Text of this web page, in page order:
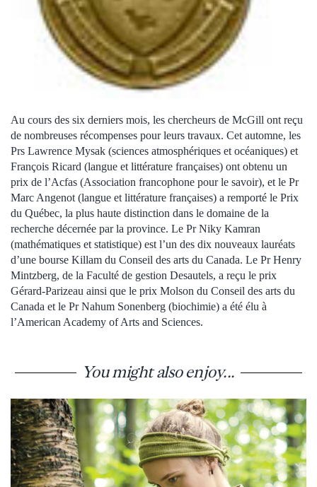
Au cours des six derniers mois, les chercheurs de McGill ont reçu
de nombreuses récompenses pour leurs travaux. Cet automne, les
Prs Lawrence Mysak (sciences atmosphériques et océaniques) et
François Ricard (langue et littérature françaises) ont obtenu un
prix de l’Acfas (Association francophone pour le savoir), et le Pr
Marc Angenot (langue et littérature françaises) a remporté le Prix
du Québec, la plus haute distinction dans le domaine de la
recherche décernée par la province. Le Pr Niky Kamran
(mathématiques et statistique) est l’un des dix nouveaux lauréats
d’une bourse Killam du Conseil des arts du Canada. Le Pr Henry
Mintzberg, de la Faculté de gestion Desautels, a reçu le prix
Gérard-Parizeau ainsi que le prix Molson du Conseil des arts du
Canada et le Pr Nahum Sonenberg (biochimie) a été élu à
l’American Academy of Arts and Sciences.
You might also enjoy...